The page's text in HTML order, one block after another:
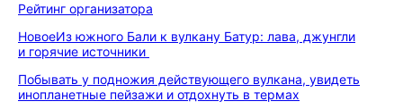
Рейтинг организатора
НовоеИз южного Бали к вулкану Батур: лава, джунгли
и горячие источники
Побывать у подножия действующего вулкана, увидеть
инопланетные пейзажи и отдохнуть в термах